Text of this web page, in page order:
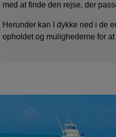
med at finde den rejse, der
Herunder kan I dykke ned i de
opholdet og mulighederne for